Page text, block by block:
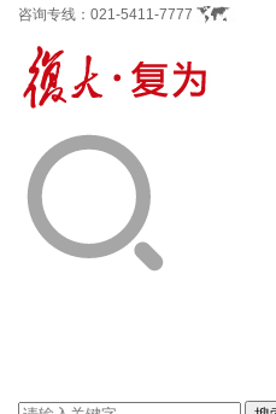
咨询专线： 021-5411-7777